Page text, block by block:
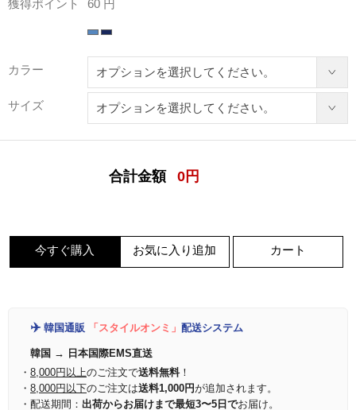
獲得ポイント 60 円
カラー
サイズ
合計金額 0 円
今すぐ購入 お気に入り追加 カート
✈️ 韓国通販 「スタイルオンミ」 配送システム
韓国 → 日本国際EMS直送
・ 8,000円以上のご注文で送料無料！
・ 8,000円以下のご注文は送料1,000円が追加されます。
・配送期間： 出荷からお届けまで最短3〜5日でお届け。